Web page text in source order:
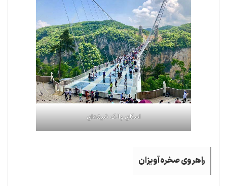
اسکای والک شیشه‌ای
راهروی صخره آویزان